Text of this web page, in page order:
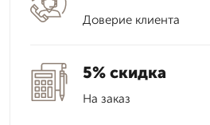
Доверие клиента
5% скидка
На заказ